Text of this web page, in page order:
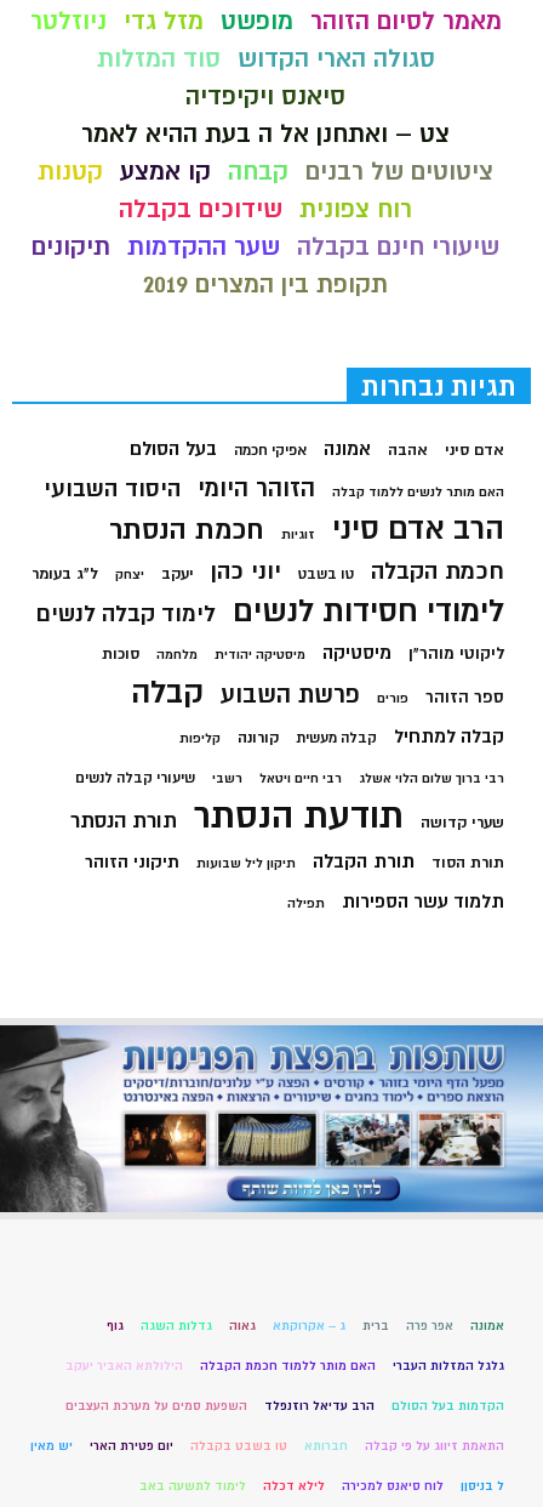
מאמר לסיום הזוהר
מופשט מזל גדי
ניוזלטר
סגולה הארי הקדוש
סוד המזלות
סיאנס ויקיפדיה
צט – ואתחנן אל ה בעת ההיא לאמר
ציטוטים של רבנים
קבחה קו אמצע קטנות
רוח צפונית שידוכים בקבלה
שיעורי חינם בקבלה
שער ההקדמות תיקונים
תקופת בין המצרים 2019
תגיות נבחרות
אדם סיני אהבה אמונה אפיקי חכמה בעל הסולם
האם מותר לנשים ללמוד קבלה הזוהר היומי היסוד השבועי
הרב אדם סיני זוגיות חכמת הנסתר
חכמת הקבלה טו בשבט יוני כהן יעקב יצחק ל"ג בעומר
לימודי חסידות לנשים לימוד קבלה לנשים
ליקוטי מוהר"ן מיסטיקה מיסטיקה יהודית מלחמה סוכות
ספר הזוהר פורים פרשת השבוע קבלה
קבלה למתחיל קבלה מעשית קורונה קליפות
רבי ברוך שלום הלוי אשלג רבי חיים ויטאל רשבי שיעורי קבלה לנשים
שערי קדושה תודעת הנסתר תורת הנסתר
תורת הסוד תורת הקבלה תיקון ליל שבועות תיקוני הזוהר
תלמוד עשר הספירות תפילה
אמונה אפר פרה ברית ג – אקרוקתא גאוה גדלות השגה גוף
גלגל המזלות העברי האם מותר ללמוד חכמת הקבלה הילולתא האביר יעקב
הקדמות בעל הסולם הרב עדיאל רוזנפלד השפעת סמים על מערכת העצבים
התאמת זיווג על פי קבלה חברותא טו בשבט בקבלה יום פטירת הארי יש מאין
ל בניסןן לוח סיאנס למכירה לילא דכלה לימוד לתשעה באב